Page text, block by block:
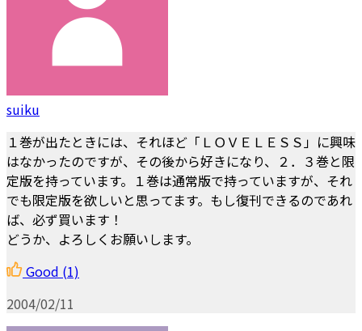
suiku
１巻が出たときには、それほど「ＬＯＶＥＬＥＳＳ」に興味
はなかったのですが、その後から好きになり、２．３巻と限
定版を持っています。１巻は通常版で持っていますが、それ
でも限定版を欲しいと思ってます。もし復刊できるのであれ
ば、必ず買います！
どうか、よろしくお願いします。
Good (1)
2004/02/11